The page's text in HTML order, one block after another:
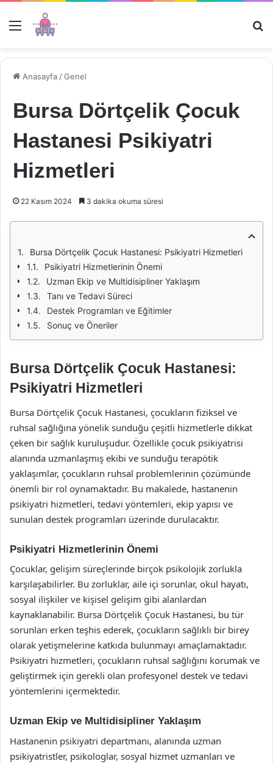
Menü
Anasayfa /Genel
Bursa Dörtçelik Çocuk
Hastanesi Psikiyatri
Hizmetleri
22 Kasım 2024 3 dakika okuma süresi
Bursa Dörtçelik Çocuk Hastanesi: Psikiyatri Hizmetleri
Psikiyatri Hizmetlerinin Önemi
Uzman Ekip ve Multidisipliner Yaklaşım
Tanı ve Tedavi Süreci
Destek Programları ve Eğitimler
Sonuç ve Öneriler
Bursa Dörtçelik Çocuk Hastanesi:
Psikiyatri Hizmetleri
Bursa Dörtçelik Çocuk Hastanesi, çocukların fiziksel ve
ruhsal sağlığına yönelik sunduğu çeşitli hizmetlerle dikkat
çeken bir sağlık kuruluşudur. Özellikle çocuk psikiyatrisi
alanında uzmanlaşmış ekibi ve sunduğu terapötik
yaklaşımlar, çocukların ruhsal problemlerinin çözümünde
önemli bir rol oynamaktadır. Bu makalede, hastanenin
psikiyatri hizmetleri, tedavi yöntemleri, ekip yapısı ve
sunulan destek programları üzerinde durulacaktır.
Psikiyatri Hizmetlerinin Önemi
Çocuklar, gelişim süreçlerinde birçok psikolojik zorlukla
karşılaşabilirler. Bu zorluklar, aile içi sorunlar, okul hayatı,
sosyal ilişkiler ve kişisel gelişim gibi alanlardan
kaynaklanabilir. Bursa Dörtçelik Çocuk Hastanesi, bu tür
sorunları erken teşhis ederek, çocukların sağlıklı bir birey
olarak yetişmelerine katkıda bulunmayı amaçlamaktadır.
Psikiyatri hizmetleri, çocukların ruhsal sağlığını korumak ve
geliştirmek için gerekli olan profesyonel destek ve tedavi
yöntemlerini içermektedir.
Uzman Ekip ve Multidisipliner Yaklaşım
Hastanenin psikiyatri departmanı, alanında uzman
psikiyatristler, psikologlar, sosyal hizmet uzmanları ve